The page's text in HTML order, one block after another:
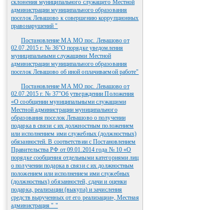
склонения муниципального служащего Местной
администрации муниципального образования
поселок Левашово к совершению коррупционных
правонарушений "
Постановление МА МО пос. Левашово от
02.07.2015 г. № 36"О порядке уведомления
муниципальными служащими Местной
администрации муниципального образования
поселок Левашово об иной оплачиваемой работе"
Постановление МА МО пос. Левашово от
02.07.2015 г. № 37"Об утверждении Положения
«О сообщении муниципальными служащими
Местной администрации муниципального
образования поселок Левашово о получении
подарка в связи с их должностным положением
или исполнением ими служебных (должностных)
обязанностей. В соответствии с Постановлением
Правительства РФ от 09.01.2014 года № 10 «О
порядке сообщения отдельными категориями лиц
о получении подарка в связи с их должностным
положением или исполнением ими служебных
(должностных) обязанностей, сдачи и оценки
подарка, реализации (выкупа) и зачисления
средств вырученных от его реализации», Местная
администрация " "